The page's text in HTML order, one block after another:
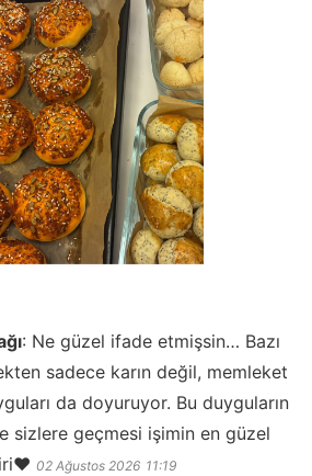
: Ne güzel ifade etmişsin… Bazı
sadece karın değil, memleket
da doyuruyor. Bu duyguların
sizlere geçmesi işimin en güzel
02 Ağustos 2026 11:19